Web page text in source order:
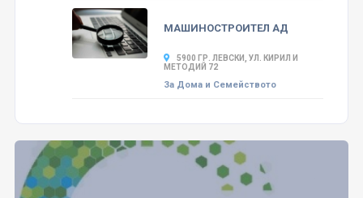
МАШИНОСТРОИТЕЛ АД
5900 ГР. ЛЕВСКИ, УЛ. КИРИЛ И
МЕТОДИЙ 72
За Дома и Семейството